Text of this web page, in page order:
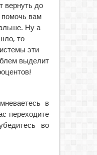
вернуть до
вам
Ну а
то
эти
выделит
в
переходите
во